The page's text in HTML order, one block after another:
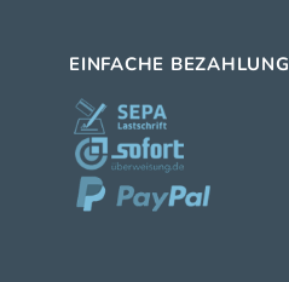
EINFACHE BEZAHLUNG